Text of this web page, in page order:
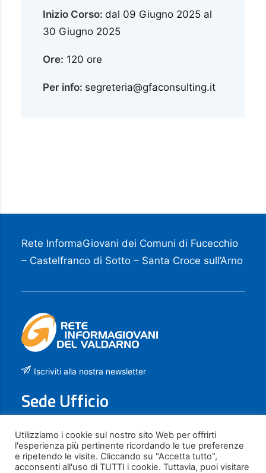
Inizio Corso: dal 09 Giugno 2025 al
30 Giugno 2025
Ore: 120 ore
Per info: segreteria@gfaconsulting.it
Rete InformaGiovani dei Comuni di Fucecchio
– Castelfranco di Sotto – Santa Croce sull’Arno
Iscriviti alla nostra newsletter
Sede Ufficio
Piazza La Vergine, 21
50054 FUCECCHIO (FI)
Utilizziamo i cookie sul nostro sito Web per offrirti
l'esperienza più pertinente ricordando le tue preferenze
e ripetendo le visite. Cliccando su "Accetta tutto",
acconsenti all'uso di TUTTI i cookie. Tuttavia, puoi visitare